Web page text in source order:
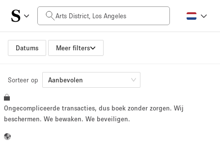
Datums Meer filters
Prijs per dag
$0
Grootte ruimte
100 sq ft 5000+ sq ft
~ 13 mensen
Sorteer op Aanbevolen
Ongecompliceerde transacties, dus boek zonder zorgen. Wij
beschermen. We bewaken. We beveiligen.